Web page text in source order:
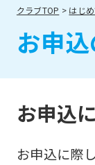
クラブTOP はじ
お申
お申込
お申込に際